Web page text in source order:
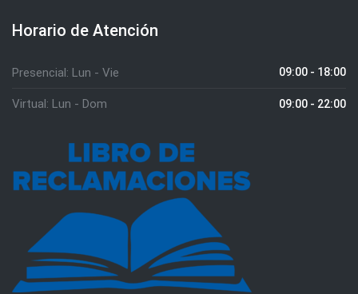
Horario de Atención
Presencial: Lun - Vie 09:00 - 18:00
Virtual: Lun - Dom 09:00 - 22:00